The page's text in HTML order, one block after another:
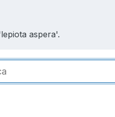
aspera'.